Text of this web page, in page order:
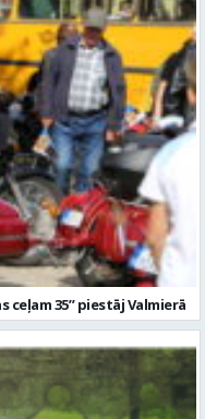
ceļam 35” piestāj Valmierā